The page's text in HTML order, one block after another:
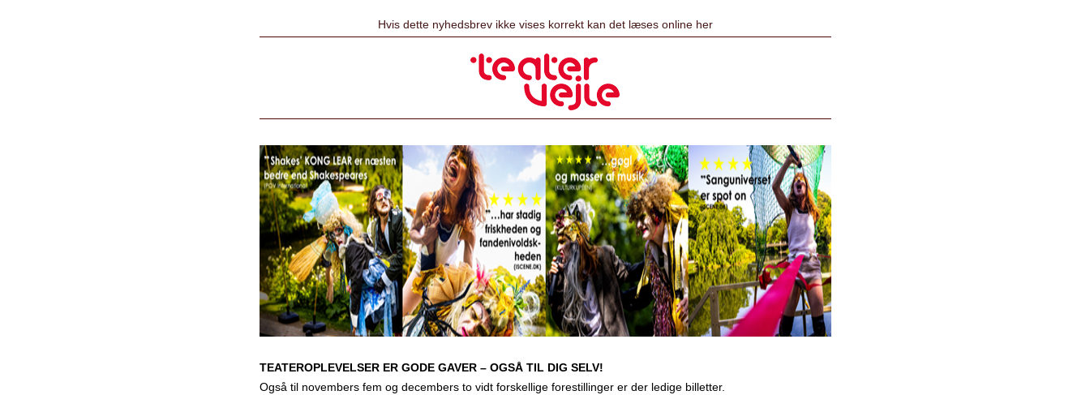
Hvis dette nyhedsbrev ikke vises korrekt kan det læses online her
TEATEROPLEVELSER ER GODE GAVER – OGSÅ TIL DIG SELV!
Også til novembers fem og decembers to vidt forskellige forestillinger er der ledige billetter.